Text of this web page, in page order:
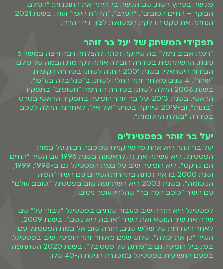
מגישה בערוץ רשת, שם הגישה בין היתר את התוכניות: "העולם
הבוקר – החיים הטובים", "הערב", "הדו"ח היומי" ועוד. בשנת 2021
הנחתה את טקס הדלקת המשואות לצד דידי הררי.
תפקידי המשחק של יעל בר זוהר
"רמת אביב גימל" בה שיחקה זכתה להצלחה רבה ורצה במשך 6
עונות. ההשתתפות בסדרה הובילה אותה לקדמת הבמה של עולם
הבידור הישראלי. בשנת 2001 החלה לשחק בסדרה הקומית
"שחר". 4 שנים מאוחר יותר החלה לשחק ב"טנלובלה בע"מ".
בשנת 2008 החלה לשחק בסדרת הדרמה "חשופים" בתפקיד
הראשי. בשנת 2013 יעל בר זוהר הופיעה בתפקיד הראשי בסרט
"בננות", וב-2019 שיחקה בסרט "אול אין". לאחרונה החלה לככב
בסדרה "בעלת החלומות".
יעל בר זוהר בפסטיגלים
יעל בר זוהר היא אחת מהשחקניות שכיכבה רבות על במות
הפסטיגל. היא עשתה את זה לראשונה בשנת 1996 עם השיר "החיים
הם קרקס". היא הופיעה שוב על במת הפסטיגל גם ב-1998, 1999,
ושנת 2000 בו אף זכתה בתחרות השירים עם השיר "הפיה
הקסומה". בשנת 2003 היא השתתפה שוב בפסטיגל "סובב עולם"
עם השיר "כוכב המדבר" שהלחין עופר ניסים.
לפסטיגל היא חזרה שוב כעבור שנתיים בפסטיגל "גיבורי על" שם
שרה את שיר הנושא ואת השיר "אהבה היא קסם". בשנת 2009,
לאחר היעדרות של שלוש שנים, חזרה שוב אל במת הפסטיגל עם
השיר "כן את יכולה". שלוש שנים מאוחר יותר הופיעה שוב בפסטיגל.
במקביל הופיעה גם ב"מותק של פסטיבל". בשנת 2020 השתתפה
בפעם התשיעית בפסטיגל במסגרת חגיגות ה-40 שלו.